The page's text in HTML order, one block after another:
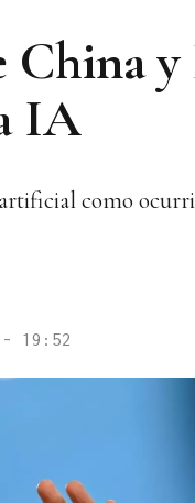
IA
como
19:52